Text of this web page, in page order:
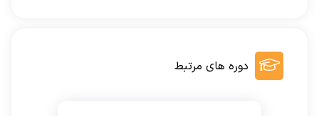
دوره های مرتبط